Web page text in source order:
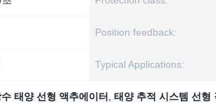
Position feedback:
Typical Applications:
태양 선형 액추에이터 태양 추적 시스템 선형